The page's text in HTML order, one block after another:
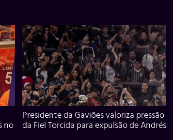
no
Presidente da Gaviões valoriza pressão
da Fiel Torcida para expulsão de Andrés